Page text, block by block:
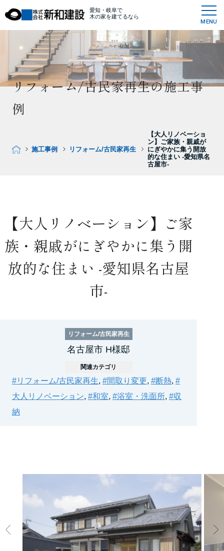
愛知・岐阜で
木の家を建てるなら
MENU
リフォーム/古民家再生の施工事
例
施工事例 リフォーム/古民家再生
【大人リノベーショ
ン】ご家族・親戚が
にぎやかに集う開放
的な住まい -愛知県名
古屋市-
【大人リノベーション】ご家
族・親戚がにぎやかに集う開
放的な住まい -愛知県名古屋
市-
リフォーム/古民家再生
名古屋市 H様邸
関連カテゴリ
#リフォーム/古民家再生, #間取り変更, #断熱, #
大人リノベーション, #和室, #浴室・洗面所, #収
納